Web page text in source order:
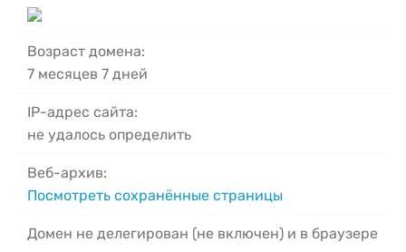
Возраст домена:
7 месяцев 7 дней
IP-адрес сайта:
не удалось определить
Веб-архив:
Посмотреть сохранённые страницы
Домен не делегирован (не включен) и в браузере